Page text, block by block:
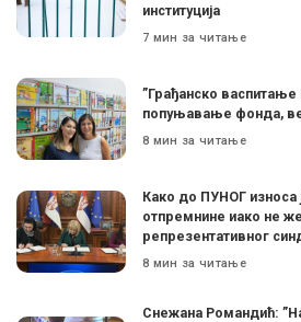
институција
7 мин за читање
”Грађанско
попуњавање фонда,
8 мин за читање
Како до ПУНОГ износа
отпремнине иако не
репрезентативног
8 мин за читање
Снежана Романдић: